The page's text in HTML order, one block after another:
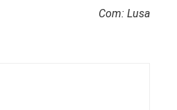
Com: Lusa